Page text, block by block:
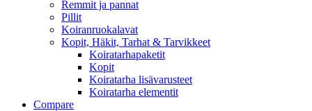
Remmit ja pannat
Pillit
Koiranruokalavat
Kopit, Häkit, Tarhat & Tarvikkeet
Koiratarhapaketit
Kopit
Koiratarha lisävarusteet
Koiratarha elementit
Compare